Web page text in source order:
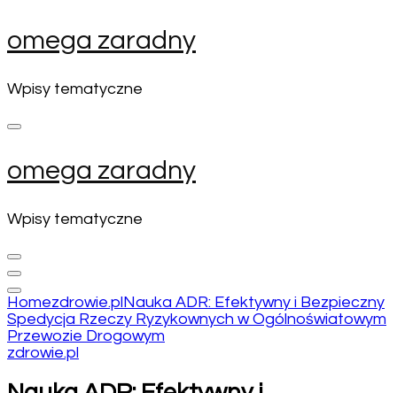
Skip
to
(Press
Enter)
omega zaradny
Wpisy tematyczne
omega zaradny
Wpisy tematyczne
Homezdrowie.plNauka ADR: Efektywny i Bezpieczny
Spedycja Rzeczy Ryzykownych w Ogólnoświatowym
Przewozie Drogowym
zdrowie.pl